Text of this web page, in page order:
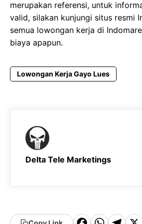
merupakan referensi, untuk
valid, silakan kunjungi situs resmi
semua lowongan kerja di
biaya apapun.
Lowongan Kerja Gayo Lues
Delta Tele Marketings